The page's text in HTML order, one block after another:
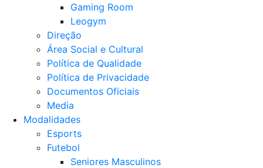
Gaming Room
Leogym
Direção
Área Social e Cultural
Política de Qualidade
Política de Privacidade
Documentos Oficiais
Media
Modalidades
Esports
Futebol
Seniores Masculinos